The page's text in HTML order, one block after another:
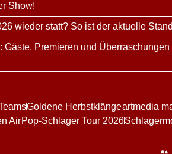
Show!
wieder statt? So ist der aktuelle
Gäste, Premieren und
Goldene Herbstklängeartmedia
AirPop-Schlager Tour 2026